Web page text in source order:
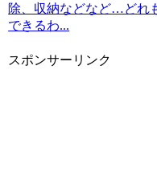
除、収納などなど…どれ
できるわ...
スポンサーリンク